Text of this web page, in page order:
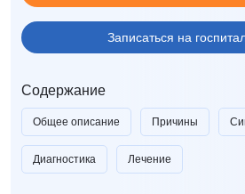
Записаться на
Содержание
Общее описание Причины
Диагностика Лечение